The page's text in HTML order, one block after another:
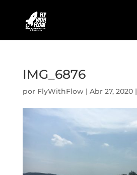
IMG_6876
por FlyWithFlow| Abr 27, 2020|